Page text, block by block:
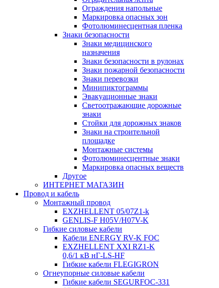
Ограждения напольные
Маркировка опасных зон
Фотолюминесцентная пленка
Знаки безопасности
Знаки медицинского
назначения
Знаки безопасности в рулонах
Знаки пожарной безопасности
Знаки перевозки
Минипиктограммы
Эвакуационные знаки
Светоотражающие дорожные
знаки
Стойки для дорожных знаков
Знаки на строительной
площадке
Монтажные системы
Фотолюминесцентные знаки
Маркировка опасных веществ
Другое
ИНТЕРНЕТ МАГАЗИН
Провод и кабель
Монтажный провод
EXZHELLENT 05/07Z1-k
GENLIS-F Н05V/H07V-K
Гибкие силовые кабели
Кабели ENERGY RV-K FOC
EXZHELLENT XXI RZ1-K
0,6/1 кВ нГ-LS-HF
Гибкие кабели FLEGIGRON
Огнеупорные силовые кабели
Гибкие кабели SEGURFOC-331